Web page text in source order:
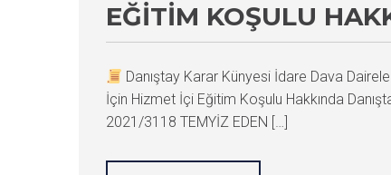
EĞITIM KOŞULU
Danıştay Karar Künyesi İdare Dava
İçin Hizmet İçi Eğitim Koşulu Hakkında
2021/3118 TEMYİZ EDEN […]